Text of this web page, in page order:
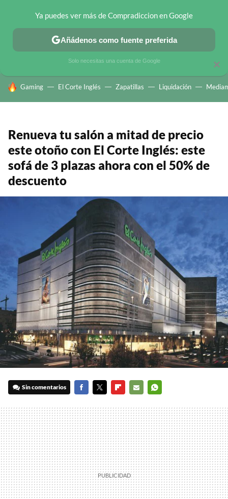
CHOLLOS TELEGRAM OFERTAS EN MÓVILES OFERTAS EN
HOY SE HABLA DE
Gaming El Corte Inglés Zapatillas Liquidación
Renueva tu salón a mitad de precio
este otoño con El Corte Inglés: este
sofá de 3 plazas ahora con el 50% de
descuento
Sin comentarios
MAIL
×
Ya puedes ver más de Compradiccion en Google
Añádenos como fuente preferida
Solo necesitas una cuenta de Google